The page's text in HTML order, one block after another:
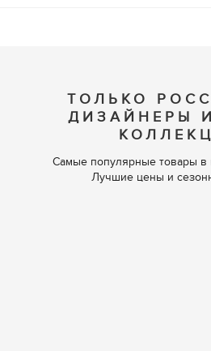
ТОЛЬКО
ДИЗАЙНЕРЫ
Самые популярные товары в
Лучшие цены и